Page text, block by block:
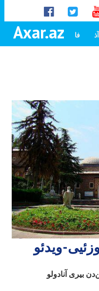
Axar.az آذ فا
ویدئو
بیری آنادولو